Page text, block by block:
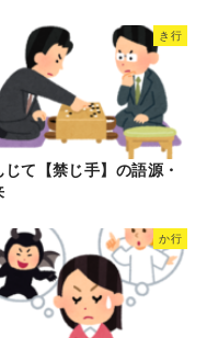
き行
じて【禁じ手】の語源・
か行